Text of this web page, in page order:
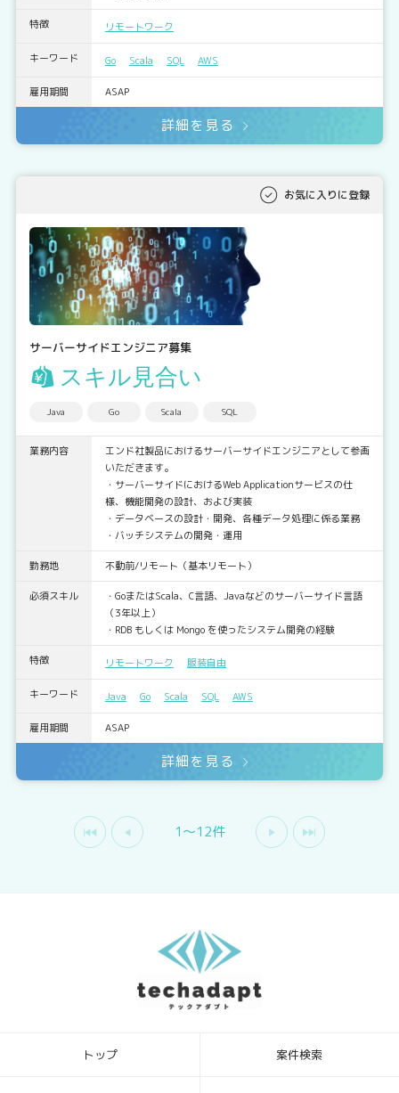
特徴 リモートワーク
キーワード Go Scala SQL AWS
雇用期間 ASAP
詳細を見る
お気に入りに登録
サーバーサイドエンジニア募集
スキル見合い
Java Go Scala SQL
業務内容
エンド社製品におけるサーバーサイドエンジニアとして参画
いただきます。
・サーバーサイドにおけるWeb Applicationサービスの仕
様、機能開発の設計、および実装
・データベースの設計・開発、各種データ処理に係る業務
・バッチシステムの開発・運用
勤務地 不動前/リモート（基本リモート）
必須スキル
・GoまたはScala、C言語、Javaなどのサーバーサイド言語
（3年以上）
・RDB もしくは Mongo を使ったシステム開発の経験
特徴 リモートワーク 服装自由
キーワード Java Go Scala SQL AWS
雇用期間 ASAP
詳細を見る
1〜12件
トップ 案件検索